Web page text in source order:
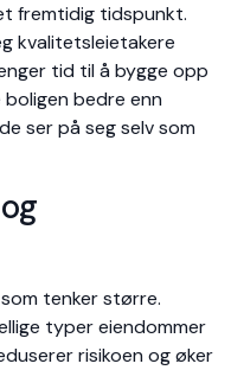
fremtidig tidspunkt.
kvalitetsleietakere
tid til å bygge opp
bedre enn
ser på seg selv som
tenker større.
typer eiendommer
risikoen og øker